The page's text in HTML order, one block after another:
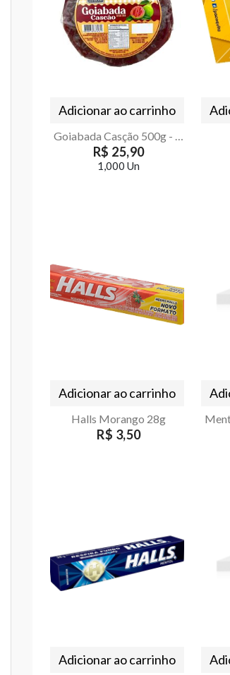
Adicionar ao carrinho
Goiabada Casção 500g - Dona Marlene
R$ 25,90
1,000 Un
Adicionar ao carrinho
Halls Morango 28g
R$ 3,50
Adicionar ao carrinho